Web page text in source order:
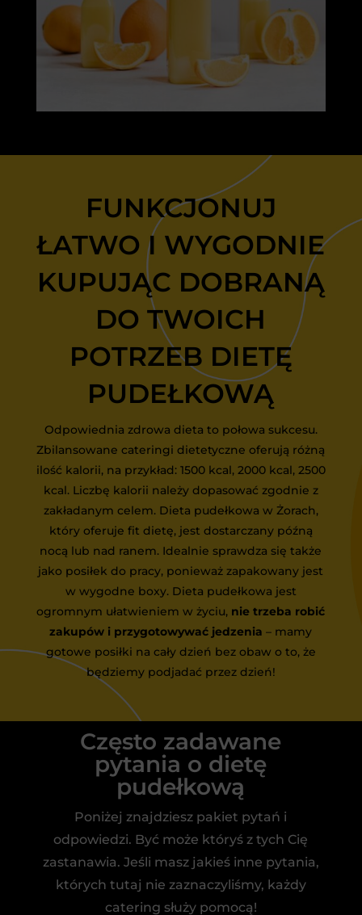
FUNKCJONUJ
ŁATWO I WYGODNIE
KUPUJĄC DOBRANĄ
DO TWOICH
POTRZEB DIETĘ
PUDEŁKOWĄ
Odpowiednia zdrowa dieta to połowa sukcesu.
Zbilansowane cateringi dietetyczne oferują różną
ilość kalorii, na przykład: 1500 kcal, 2000 kcal, 2500
kcal. Liczbę kalorii należy dopasować zgodnie z
zakładanym celem. Dieta pudełkowa w Żorach,
który oferuje fit dietę, jest dostarczany późną
nocą lub nad ranem. Idealnie sprawdza się także
jako posiłek do pracy, ponieważ zapakowany jest
w wygodne boxy. Dieta pudełkowa jest
ogromnym ułatwieniem w życiu, nie trzeba robić
zakupów i przygotowywać jedzenia – mamy
gotowe posiłki na cały dzień bez obaw o to, że
będziemy podjadać przez dzień!
Często zadawane
pytania o dietę
pudełkową
Poniżej znajdziesz pakiet pytań i
odpowiedzi. Być może któryś z tych Cię
zastanawia. Jeśli masz jakieś inne pytania,
których tutaj nie zaznaczyliśmy, każdy
catering służy pomocą!